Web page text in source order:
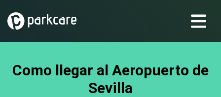
Como llegar al Aeropuerto de
Sevilla